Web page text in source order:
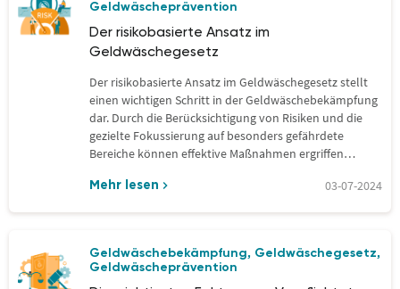
Geldwäscheprävention
Der risikobasierte Ansatz im
Geldwäschegesetz
Der risikobasierte Ansatz im Geldwäschegesetz stellt
einen wichtigen Schritt in der Geldwäschebekämpfung
dar. Durch die Berücksichtigung von Risiken und die
gezielte Fokussierung auf besonders gefährdete
Bereiche können effektive Maßnahmen ergriffen…
Mehr lesen 03-07-2024
Geldwäschebekämpfung, Geldwäschegesetz,
Geldwäscheprävention